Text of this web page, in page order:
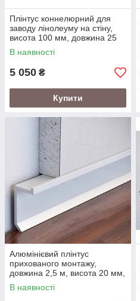
Плінтус коннелюрний для
заводу лінолеуму на стіну,
висота 100 мм, довжина 25
м, Сірий
В наявності
5 050 ₴
Купити
Алюмінієвий плінтус
прихованого монтажу,
довжина 2,5 м, висота 20 мм,
Срібло
В наявності